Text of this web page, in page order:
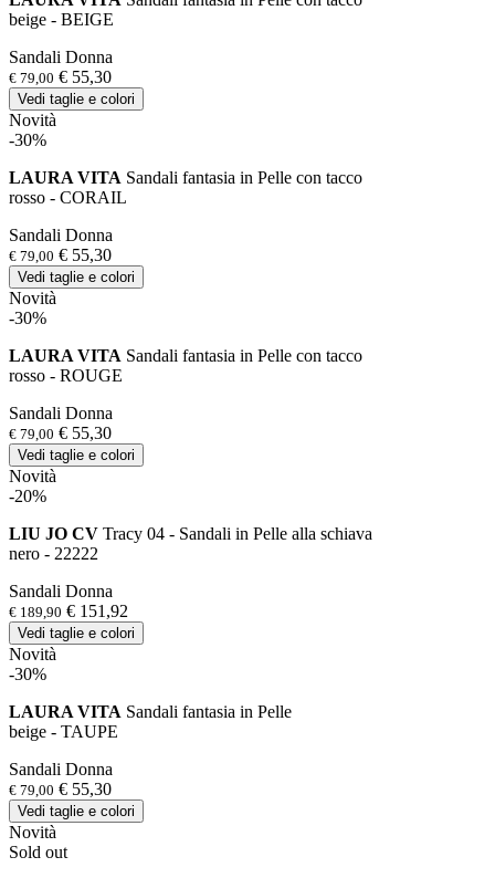
beige - BEIGE
Sandali Donna
€ 79,00 € 55,30
Vedi taglie e colori
Novità
-30%
LAURA VITA Sandali fantasia in Pelle con tacco
rosso - CORAIL
Sandali Donna
€ 79,00 € 55,30
Vedi taglie e colori
Novità
-30%
LAURA VITA Sandali fantasia in Pelle con tacco
rosso - ROUGE
Sandali Donna
€ 79,00 € 55,30
Vedi taglie e colori
Novità
-20%
LIU JO CV Tracy 04 - Sandali in Pelle alla schiava
nero - 22222
Sandali Donna
€ 189,90 € 151,92
Vedi taglie e colori
Novità
-30%
LAURA VITA Sandali fantasia in Pelle
beige - TAUPE
Sandali Donna
€ 79,00 € 55,30
Vedi taglie e colori
Novità
Sold out